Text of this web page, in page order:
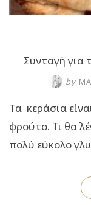
Συνταγή για
by
Τα κεράσια
φρούτο. Τι θα
πολύ εύκολο